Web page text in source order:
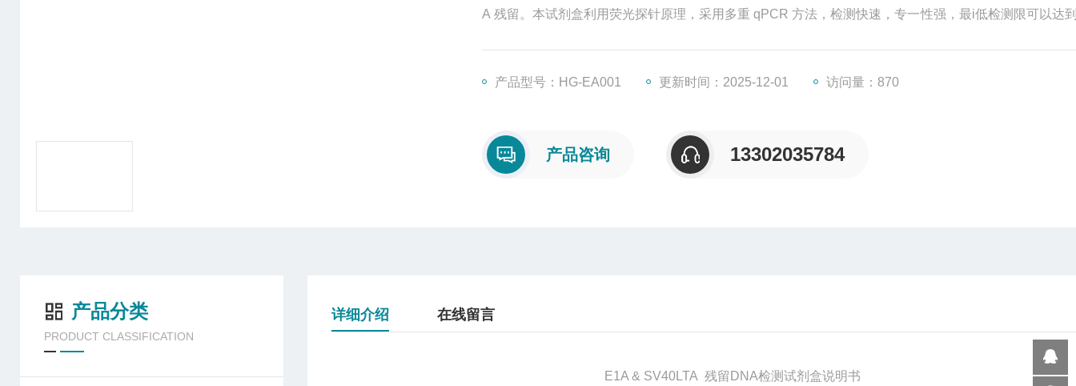
A 残留。本试剂盒利用荧光探针原理，采用多重 qPCR 方法，检测快速，专一性强，最i低检测限可以达
产品型号：HG-EA001 更新时间：2025-12-01 访问量：870
产品咨询 13302035784
产品分类
PRODUCT CLASSIFICATION
详细介绍 在线留言
E1A & SV40LTA 残留DNA检测试剂盒说明书